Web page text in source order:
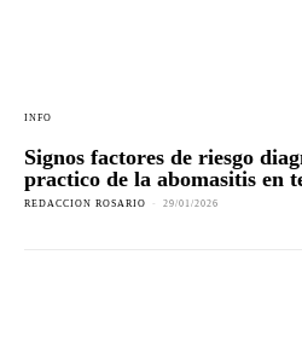
INFO
Signos factores de riesgo
practico de la abomasitis en
REDACCION ROSARIO - 29/01/2026